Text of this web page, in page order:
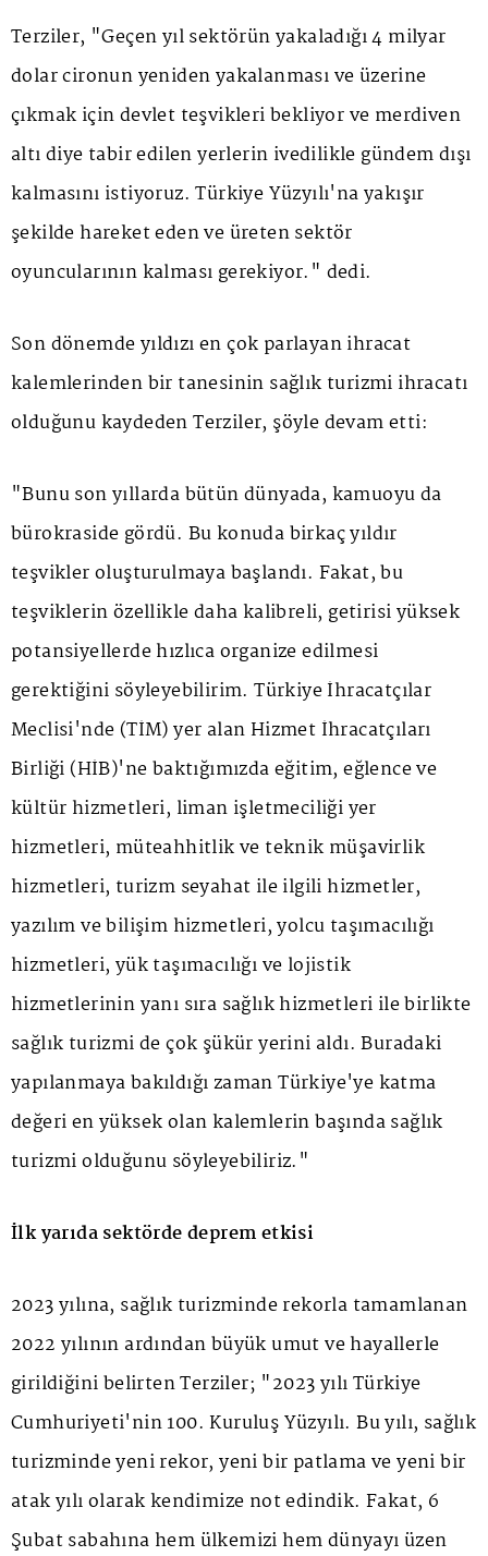
Terziler, "Geçen yıl sektörün yakaladığı 4 milyar
dolar cironun yeniden yakalanması ve üzerine
çıkmak için devlet teşvikleri bekliyor ve merdiven
altı diye tabir edilen yerlerin ivedilikle gündem dışı
kalmasını istiyoruz. Türkiye Yüzyılı'na yakışır
şekilde hareket eden ve üreten sektör
oyuncularının kalması gerekiyor." dedi.
Son dönemde yıldızı en çok parlayan ihracat
kalemlerinden bir tanesinin sağlık turizmi ihracatı
olduğunu kaydeden Terziler, şöyle devam etti:
"Bunu son yıllarda bütün dünyada, kamuoyu da
bürokraside gördü. Bu konuda birkaç yıldır
teşvikler oluşturulmaya başlandı. Fakat, bu
teşviklerin özellikle daha kalibreli, getirisi yüksek
potansiyellerde hızlıca organize edilmesi
gerektiğini söyleyebilirim. Türkiye İhracatçılar
Meclisi'nde (TİM) yer alan Hizmet İhracatçıları
Birliği (HİB)'ne baktığımızda eğitim, eğlence ve
kültür hizmetleri, liman işletmeciliği yer
hizmetleri, müteahhitlik ve teknik müşavirlik
hizmetleri, turizm seyahat ile ilgili hizmetler,
yazılım ve bilişim hizmetleri, yolcu taşımacılığı
hizmetleri, yük taşımacılığı ve lojistik
hizmetlerinin yanı sıra sağlık hizmetleri ile birlikte
sağlık turizmi de çok şükür yerini aldı. Buradaki
yapılanmaya bakıldığı zaman Türkiye'ye katma
değeri en yüksek olan kalemlerin başında sağlık
turizmi olduğunu söyleyebiliriz."
İlk yarıda sektörde deprem etkisi
2023 yılına, sağlık turizminde rekorla tamamlanan
2022 yılının ardından büyük umut ve hayallerle
girildiğini belirten Terziler; "2023 yılı Türkiye
Cumhuriyeti'nin 100. Kuruluş Yüzyılı. Bu yılı, sağlık
turizminde yeni rekor, yeni bir patlama ve yeni bir
atak yılı olarak kendimize not edindik. Fakat, 6
Şubat sabahına hem ülkemizi hem dünyayı üzen